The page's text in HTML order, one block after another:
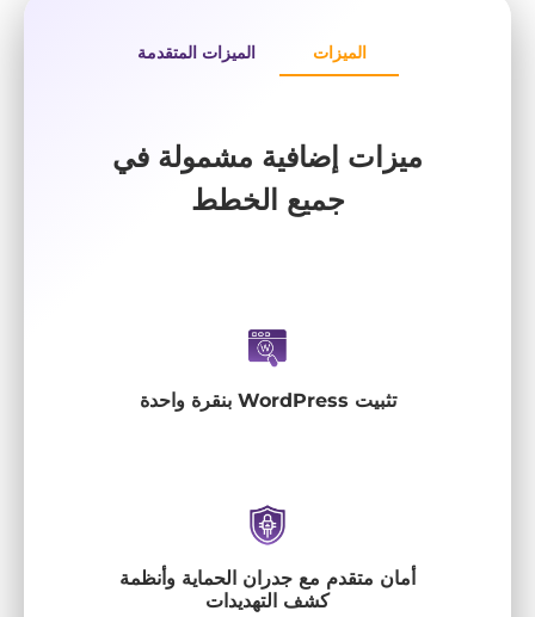
الميزات الميزات المتقدمة
ميزات إضافية مشمولة في
جميع الخطط
تثبيت WordPress بنقرة واحدة
أمان متقدم مع جدران الحماية وأنظمة
كشف التهديدات